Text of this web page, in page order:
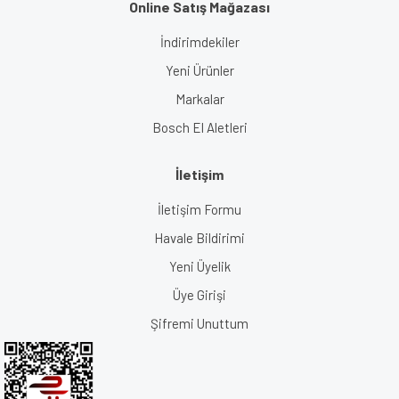
Online Satış Mağazası
İndirimdekiler
Yeni Ürünler
Markalar
Bosch El Aletleri
İletişim
İletişim Formu
Havale Bildirimi
Yeni Üyelik
Üye Girişi
Şifremi Unuttum